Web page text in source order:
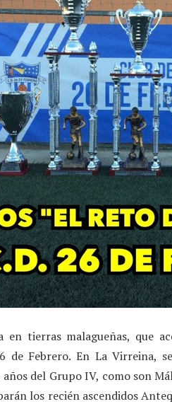
en tierras malagueñas, que
de Febrero. En La Virreina,
del Grupo IV, como son
los recién ascendidos